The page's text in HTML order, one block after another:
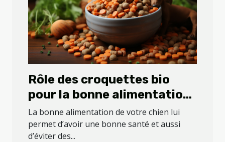
Rôle des croquettes bio
pour la bonne alimentation
de votre chien
La bonne alimentation de votre chien lui
permet d’avoir une bonne santé et aussi
d’éviter des...